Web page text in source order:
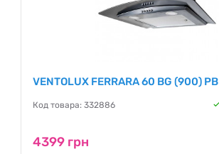
VENTOLUX FERRARA 60 BG (900) PB
Код товара: 332886
4399 грн